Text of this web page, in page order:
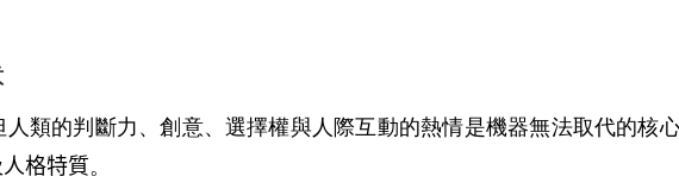
類的判斷力、創意、選擇權與人際互動的熱情是機器無法取代的核心
格特質。